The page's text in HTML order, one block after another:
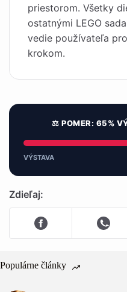
priestorom. Všetky
ostatnými LEGO
vedie používateľa
krokom.
⚖️ POMER: 65%
VÝSTAVA
Zdieľaj:
Populárne články